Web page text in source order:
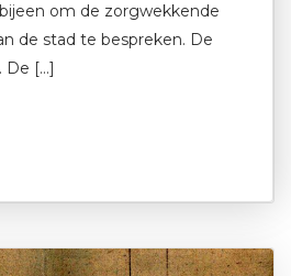
om de zorgwekkende
de stad te bespreken. De
De […]